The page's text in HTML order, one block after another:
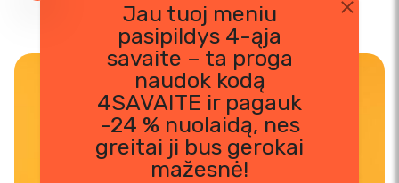
Jau tuoj meniu
pasipildys 4-ąja
savaite – ta proga
naudok kodą
4SAVAITE ir pagauk
-24 % nuolaidą, nes
greitai ji bus gerokai
mažesnė!